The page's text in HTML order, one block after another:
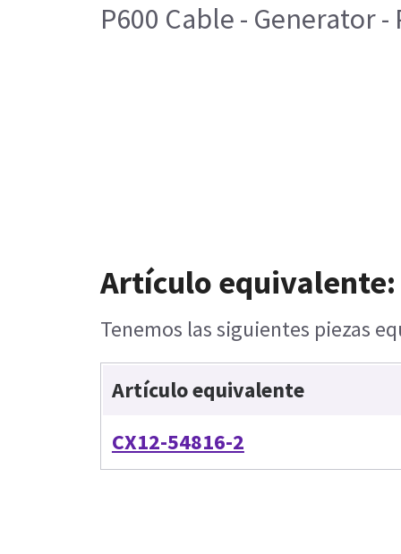
P600 Cable - Generator -
Artículo equivalente:
Tenemos las siguientes piezas
Artículo equivalente
CX12-54816-2